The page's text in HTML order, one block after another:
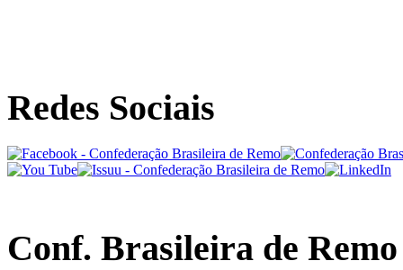
Redes Sociais
Conf. Brasileira de Remo